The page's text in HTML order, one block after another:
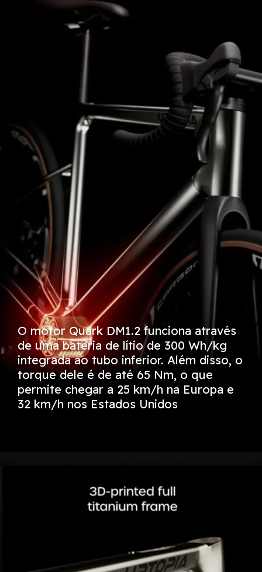
O motor Quark DM1.2 funciona através
de uma bateria de lítio de 300 Wh/kg
integrada ao tubo inferior. Além disso, o
torque dele é de até 65 Nm, o que
permite chegar a 25 km/h na Europa e
32 km/h nos Estados Unidos